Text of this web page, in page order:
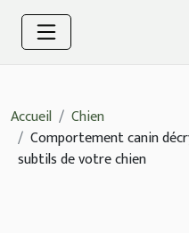
Accueil
Chien
Comportement canin
subtils de votre chien